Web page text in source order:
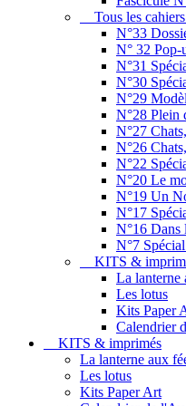
Tous les
N°33
N° 32 Pop-
N°31
N°30
N°29
N°28 Plein
N°27
N°26
N°22
N°20 Le
N°19 Un
N°17
N°16 Dans
N°7
KITS &
La lanterne
Les lotus
Kits Paper
Calendrier
KITS & imprimés
La lanterne aux
Les lotus
Kits Paper Art